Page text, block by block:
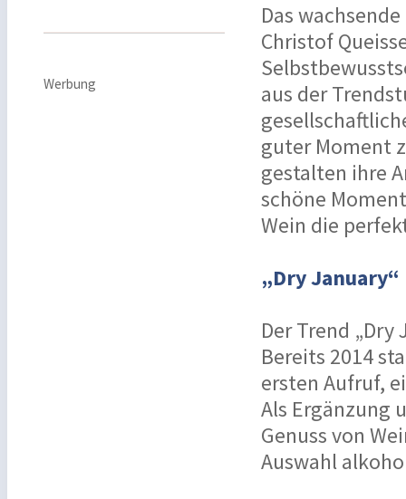
Werbung
Das
Christof
aus der
guter Moment
gestalten ihre
schöne
Wein die
„Dry January“
Der Trend
Bereits 2014
ersten Aufruf,
Als Ergänzung
Genuss von
Auswahl